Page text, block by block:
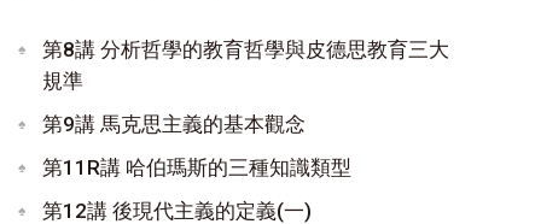
第8講 分析哲學的教育哲學與皮德思教育三大
規準
第9講 馬克思主義的基本觀念
第11R講 哈伯瑪斯的三種知識類型
第12講 後現代主義的定義(一)